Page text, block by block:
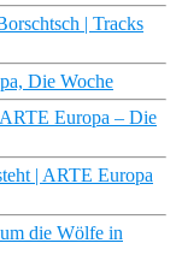
| Tracks
Die Woche
Europa – Die
| ARTE Europa
die Wölfe in